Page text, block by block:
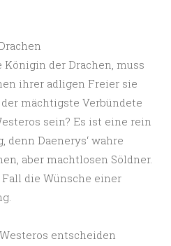
Königin der Drachen, muss
ihrer adligen Freier sie
mächtigste Verbündete
sein? Es ist eine rein
Daenerys‘ wahre
aber machtlosen Söldner.
die Wünsche einer
entscheiden